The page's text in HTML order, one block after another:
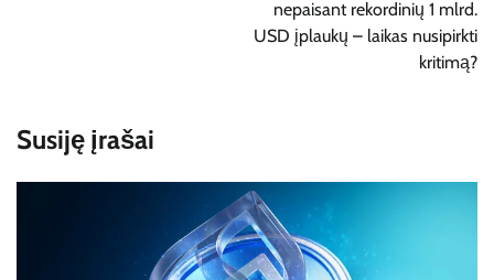
nepaisant rekordinių 1 mlrd.
USD įplaukų – laikas nusipirkti
kritimą?
Susiję įrašai